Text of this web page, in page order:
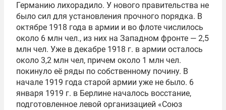
Германию лихорадило. У нового правительства не
было сил для установления прочного порядка. В
октябре 1918 года в армии и во флоте числилось
около 6 млн чел., из них на Западном фронте — 2,5
млн чел. Уже в декабре 1918 г. в армии осталось
около 3,2 млн чел, причем около 1 млн чел.
покинуло её ряды по собственному почину. В
начале 1919 года старой армии уже не было. 6
января 1919 г. в Берлине началось восстание,
подготовленное левой организацией «Союз